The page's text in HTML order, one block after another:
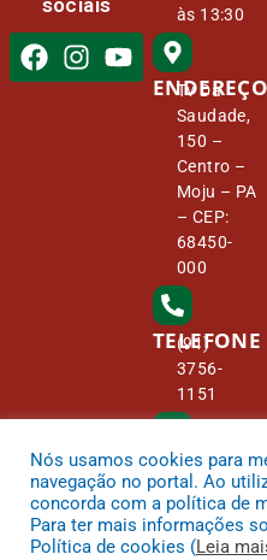
às 13:30
ENDEREÇO
Tv Da
Saudade,
150 –
Centro –
Moju – PA
– CEP:
68450-
000
TELEFONE
(91)
3756-
1151
E-MAIL
camara@
cmmoju.p
a.gov.br
Nós usamos cookies para
navegação no portal. Ao
concorda com a política de
Para ter mais informações
Política de cookies (Leia